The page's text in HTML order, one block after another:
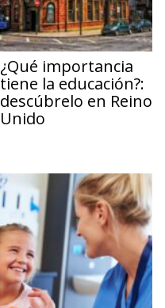
¿Qué importancia
tiene la educación?:
descúbrelo en Reino
Unido